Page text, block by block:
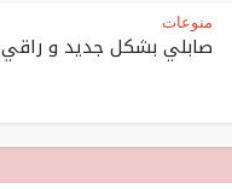
منوعات
صابلي بشكل جديد و راقي